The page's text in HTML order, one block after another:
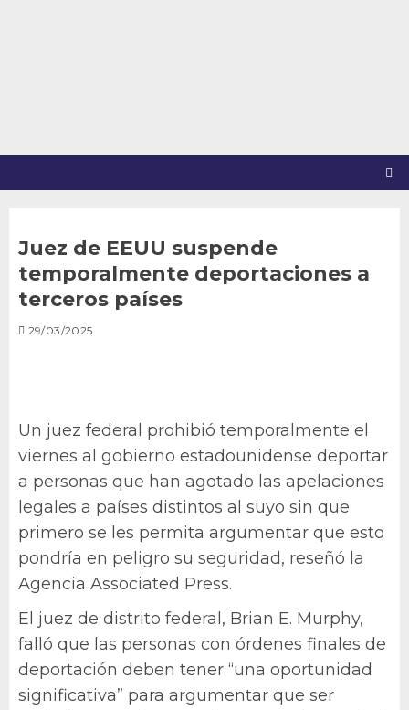
Juez de EEUU suspende
temporalmente deportaciones a
terceros países
29/03/2025
Un juez federal prohibió temporalmente el
viernes al gobierno estadounidense deportar
a personas que han agotado las apelaciones
legales a países distintos al suyo sin que
primero se les permita argumentar que esto
pondría en peligro su seguridad, reseñó la
Agencia Associated Press.
El juez de distrito federal, Brian E. Murphy,
falló que las personas con órdenes finales de
deportación deben tener “una oportunidad
significativa” para argumentar que ser